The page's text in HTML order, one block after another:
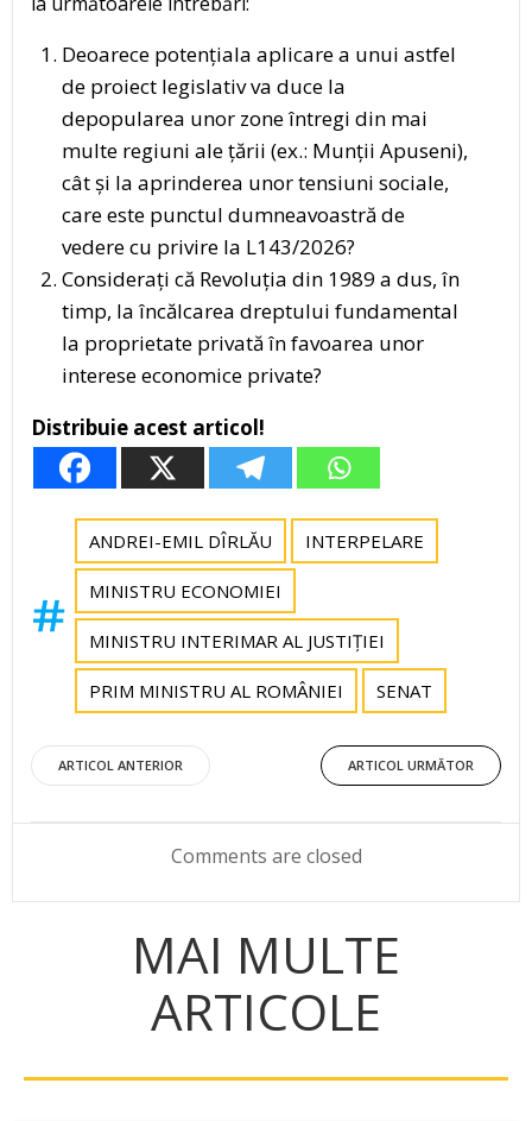
Deoarece potențiala aplicare a unui astfel
de proiect legislativ va duce la
depopularea unor zone întregi din mai
multe regiuni ale țării (ex.: Munții Apuseni),
cât și la aprinderea unor tensiuni sociale,
care este punctul dumneavoastră de
vedere cu privire la L143/2026?
Considerați că Revoluția din 1989 a dus, în
timp, la încălcarea dreptului fundamental
la proprietate privată în favoarea unor
interese economice private?
Distribuie acest articol!
ANDREI-EMIL DÎRLĂU INTERPELARE
MINISTRU ECONOMIEI
MINISTRU INTERIMAR AL JUSTIȚIEI
PRIM MINISTRU AL ROMÂNIEI SENAT
Post
navigation
ARTICOL ANTERIOR
Post
navigation
ARTICOL URMĂTOR
Comments are closed
MAI MULTE
ARTICOLE